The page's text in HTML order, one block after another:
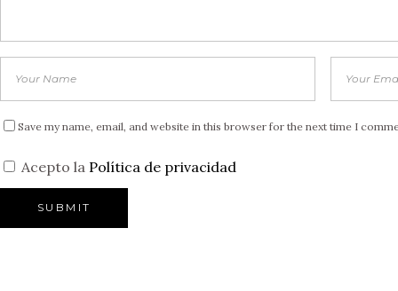
Save my name, email, and website in this browser for the next time I
Acepto la Política de privacidad